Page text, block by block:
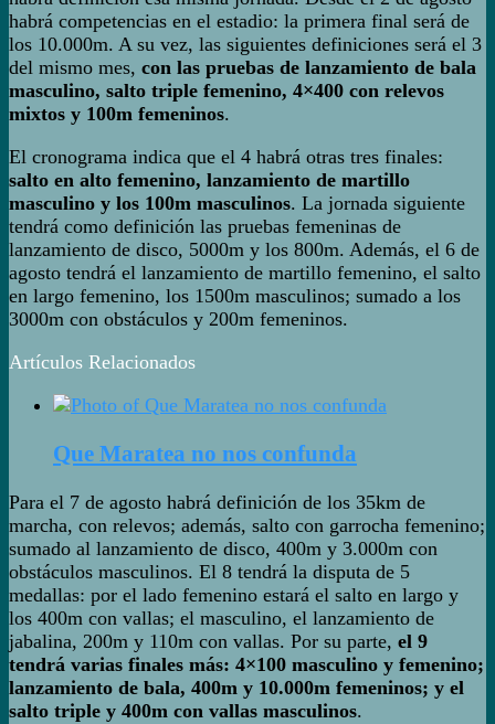
habrá competencias en el estadio: la primera final será de
los 10.000m. A su vez, las siguientes definiciones será el 3
del mismo mes, con las pruebas de lanzamiento de bala
masculino, salto triple femenino, 4×400 con relevos
mixtos y 100m femeninos.
El cronograma indica que el 4 habrá otras tres finales:
salto en alto femenino, lanzamiento de martillo
masculino y los 100m masculinos. La jornada siguiente
tendrá como definición las pruebas femeninas de
lanzamiento de disco, 5000m y los 800m. Además, el 6 de
agosto tendrá el lanzamiento de martillo femenino, el salto
en largo femenino, los 1500m masculinos; sumado a los
3000m con obstáculos y 200m femeninos.
Artículos Relacionados
Que Maratea no nos confunda
Para el 7 de agosto habrá definición de los 35km de
marcha, con relevos; además, salto con garrocha femenino;
sumado al lanzamiento de disco, 400m y 3.000m con
obstáculos masculinos. El 8 tendrá la disputa de 5
medallas: por el lado femenino estará el salto en largo y
los 400m con vallas; el masculino, el lanzamiento de
jabalina, 200m y 110m con vallas. Por su parte, el 9
tendrá varias finales más: 4×100 masculino y femenino;
lanzamiento de bala, 400m y 10.000m femeninos; y el
salto triple y 400m con vallas masculinos.